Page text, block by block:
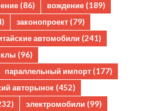
(86) вождение (189)
законопроект (79)
автомобили (241)
(96)
параллельный импорт (177)
авторынок (452)
электромобили (99)